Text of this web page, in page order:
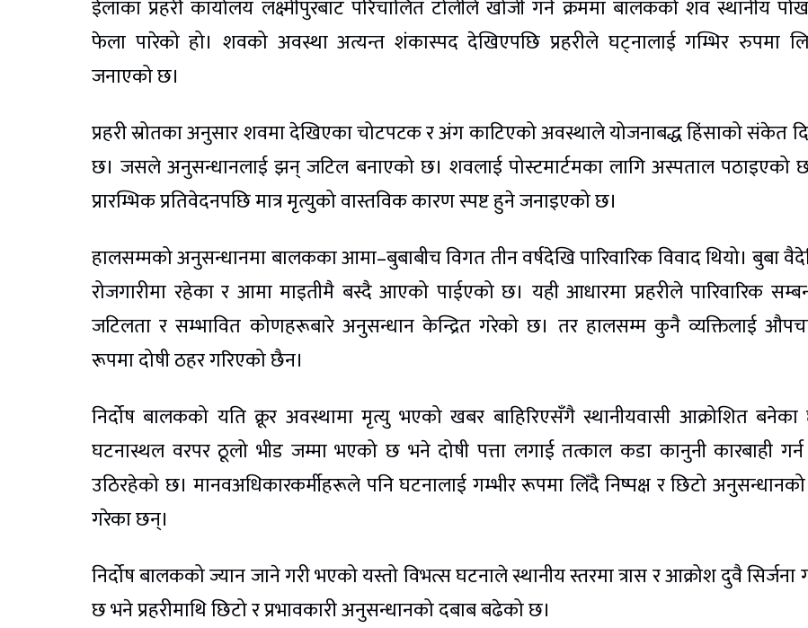
ईलाका प्रहरी कार्यालय लक्ष्मीपुरबाट परिचालित टोलीले खोजी गर्ने क्रममा बालकको शव स्थानीय
फेला पारेको हो। शवको अवस्था अत्यन्त शंकास्पद देखिएपछि प्रहरीले घट्नालाई गम्भिर रुपमा
जनाएको छ।
प्रहरी स्रोतका अनुसार शवमा देखिएका चोटपटक र अंग काटिएको अवस्थाले योजनाबद्ध हिंसाको संकेत
छ। जसले अनुसन्धानलाई झन् जटिल बनाएको छ। शवलाई पोस्टमार्टमका लागि अस्पताल पठाइएको
प्रारम्भिक प्रतिवेदनपछि मात्र मृत्युको वास्तविक कारण स्पष्ट हुने जनाइएको छ।
हालसम्मको अनुसन्धानमा बालकका आमा–बुबाबीच विगत तीन वर्षदेखि पारिवारिक विवाद थियो। बुबा
रोजगारीमा रहेका र आमा माइतीमै बस्दै आएको पाईएको छ। यही आधारमा प्रहरीले पारिवारिक
जटिलता र सम्भावित कोणहरूबारे अनुसन्धान केन्द्रित गरेको छ। तर हालसम्म कुनै व्यक्तिलाई
रूपमा दोषी ठहर गरिएको छैन।
निर्दोष बालकको यति क्रूर अवस्थामा मृत्यु भएको खबर बाहिरिएसँगै स्थानीयवासी आक्रोशित बनेका
घटनास्थल वरपर ठूलो भीड जम्मा भएको छ भने दोषी पत्ता लगाई तत्काल कडा कानुनी कारबाही
उठिरहेको छ। मानवअधिकारकर्मीहरूले पनि घटनालाई गम्भीर रूपमा लिँदै निष्पक्ष र छिटो
गरेका छन्।
निर्दोष बालकको ज्यान जाने गरी भएको यस्तो विभत्स घटनाले स्थानीय स्तरमा त्रास र आक्रोश दुवै सिर्जना
छ भने प्रहरीमाथि छिटो र प्रभावकारी अनुसन्धानको दबाब बढेको छ।